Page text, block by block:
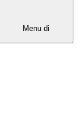
Menu di